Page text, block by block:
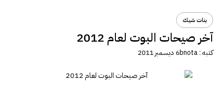
بنات شيك
آخر صيحات البوت لعام 2012
كتبه :bnota6 ديسمبر 2011